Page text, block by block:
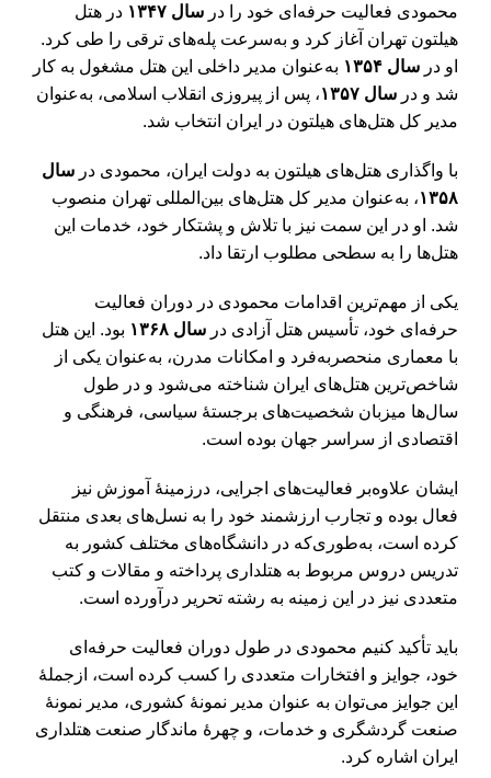
محمودی فعالیت حرفه‌ای خود را در سال ۱۳۴۷
در هتل
هیلتون تهران آغاز کرد و به‌سرعت پله‌های ترقی را طی کرد.
او در سال ۱۳۵۴
به‌عنوان مدیر داخلی این هتل مشغول به کار
شد و در سال ۱۳۵۷
، پس از پیروزی انقلاب اسلامی، به‌عنوان
مدیر کل هتل‌های هیلتون در ایران انتخاب شد.
با واگذاری هتل‌های هیلتون به دولت ایران، محمودی در سال
۱۳۵۸، به‌عنوان مدیر کل هتل‌های بین‌المللی تهران منصوب
شد. او در این سمت نیز با تلاش و پشتکار خود، خدمات این
هتل‌ها را به سطحی مطلوب ارتقا داد.
یکی از مهم‌ترین اقدامات محمودی در دوران فعالیت
حرفه‌ای خود، تأسیس هتل آزادی در سال ۱۳۶۸
بود. این هتل
با معماری منحصربه‌فرد و امکانات مدرن، به‌عنوان یکی از
شاخص‌ترین هتل‌های ایران شناخته می‌شود و در طول
سال‌ها میزبان شخصیت‌های برجستۀ سیاسی، فرهنگی و
اقتصادی از سراسر جهان بوده است.
ایشان علاوه‌بر فعالیت‌های اجرایی، درزمینۀ آموزش نیز
فعال بوده و تجارب ارزشمند خود را به نسل‌های بعدی منتقل
کرده است، به‌طوری‌که در دانشگاه‌های مختلف کشور به
تدریس دروس مربوط به هتلداری پرداخته و مقالات و کتب
متعددی نیز در این زمینه به رشته تحریر درآورده است.
باید تأکید کنیم محمودی در طول دوران فعالیت حرفه‌ای
خود، جوایز و افتخارات متعددی را کسب کرده است، ازجملۀ
این جوایز می‌توان به عنوان مدیر نمونۀ کشوری، مدیر نمونۀ
صنعت گردشگری و خدمات، و چهرۀ ماندگار صنعت هتلداری
ایران اشاره کرد.